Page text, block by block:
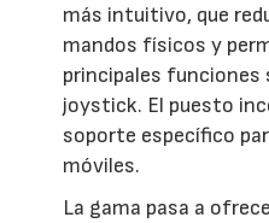
más intuitivo, que
mandos físicos y
principales funciones
joystick. El puesto
soporte específico
móviles.
La gama pasa a